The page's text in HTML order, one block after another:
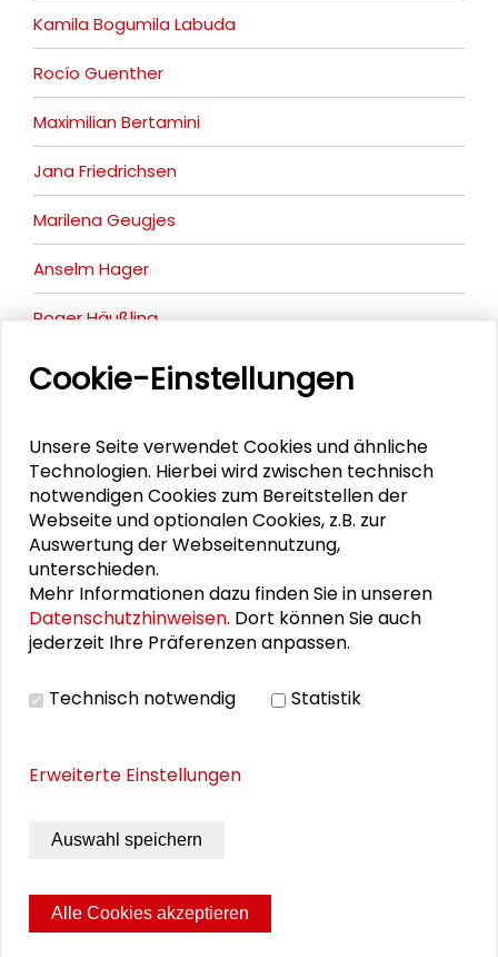
Kamila Bogumila Labuda
Rocío Guenther
Maximilian Bertamini
Jana Friedrichsen
Marilena Geugjes
Anselm Hager
Roger Häußling
Caroline Y. Robertson-von Trotha
Ursula Stein
Peter F. Titzmann
PUBLIKATIONEN
Willkommen in meiner Wirklichkeit
GrKo
Cookie-Einstellungen
Unsere Seite verwendet Cookies und ähnliche
Technologien. Hierbei wird zwischen technisch
notwendigen Cookies zum Bereitstellen der
Webseite und optionalen Cookies, z.B. zur
Auswertung der Webseitennutzung,
unterschieden.
Mehr Informationen dazu finden Sie in unseren
Datenschutzhinweisen. Dort können Sie auch
jederzeit Ihre Präferenzen anpassen.
Technisch notwendig Statistik
Erweiterte Einstellungen
Auswahl speichern
Alle Cookies akzeptieren